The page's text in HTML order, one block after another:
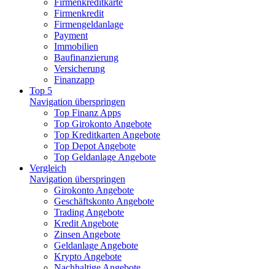
Firmenkreditkarte
Firmenkredit
Firmengeldanlage
Payment
Immobilien
Baufinanzierung
Versicherung
Finanzapp
Top 5
Navigation überspringen
Top Finanz Apps
Top Girokonto Angebote
Top Kreditkarten Angebote
Top Depot Angebote
Top Geldanlage Angebote
Vergleich
Navigation überspringen
Girokonto Angebote
Geschäftskonto Angebote
Trading Angebote
Kredit Angebote
Zinsen Angebote
Geldanlage Angebote
Krypto Angebote